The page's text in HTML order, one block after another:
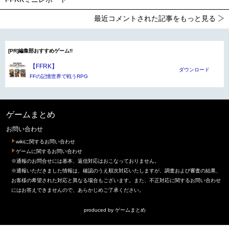
最近コメントされた記事をもっと見る
[PR]編集部おすすめゲーム!!
【FFRK】
FFの記憶世界で戦うRPG
ダウンロード
ゲームまとめ
お問い合わせ
wikiに関するお問い合わせ
ゲームに関するお問い合わせ
※通報のお問合せには基本、返信対応はおこなっておりません。
※通報いただきました情報は、確認のうえ順次対応いたしますが、調査および審査の結果、
お客様の希望された対応と異なる場合もございます。また、不正対応に関するお問い合わせ
にはお答えできませんので、あらかじめご了承ください。
produced by ゲームまとめ